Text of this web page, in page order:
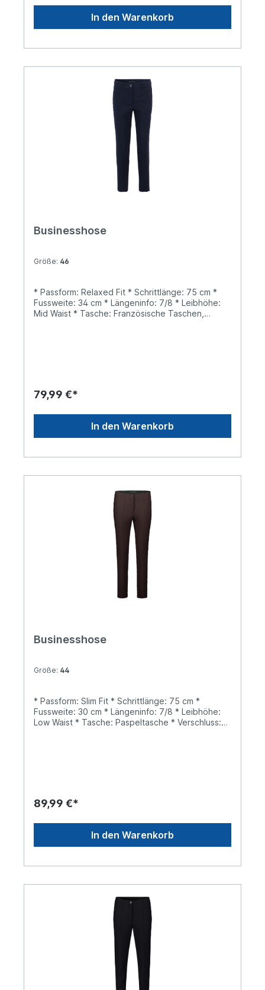
In den Warenkorb
Businesshose
Größe: 46
* Passform: Relaxed Fit * Schrittlänge: 75 cm *
Fussweite: 34 cm * Längeninfo: 7/8 * Leibhöhe:
Mid Waist * Tasche: Französische Taschen,
79,99 €*
In den Warenkorb
Businesshose
Größe: 44
* Passform: Slim Fit * Schrittlänge: 75 cm *
Fussweite: 30 cm * Längeninfo: 7/8 * Leibhöhe:
Low Waist * Tasche: Paspeltasche * Verschluss:
89,99 €*
In den Warenkorb